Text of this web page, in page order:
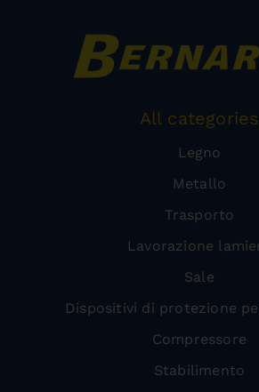
All categories
Legno
Metallo
Trasporto
Lavorazione
Sale
Dispositivi di protezione
Compressore
Stabilimento